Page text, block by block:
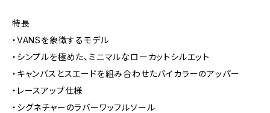
特長
・VANSを象徴するモデル
・シンプルを極めた、ミニマルなローカットシルエット
・キャンバスとスエードを組み合わせたバイカラーのアッパー
・レースアップ仕様
・シグネチャーのラバーワッフルソール